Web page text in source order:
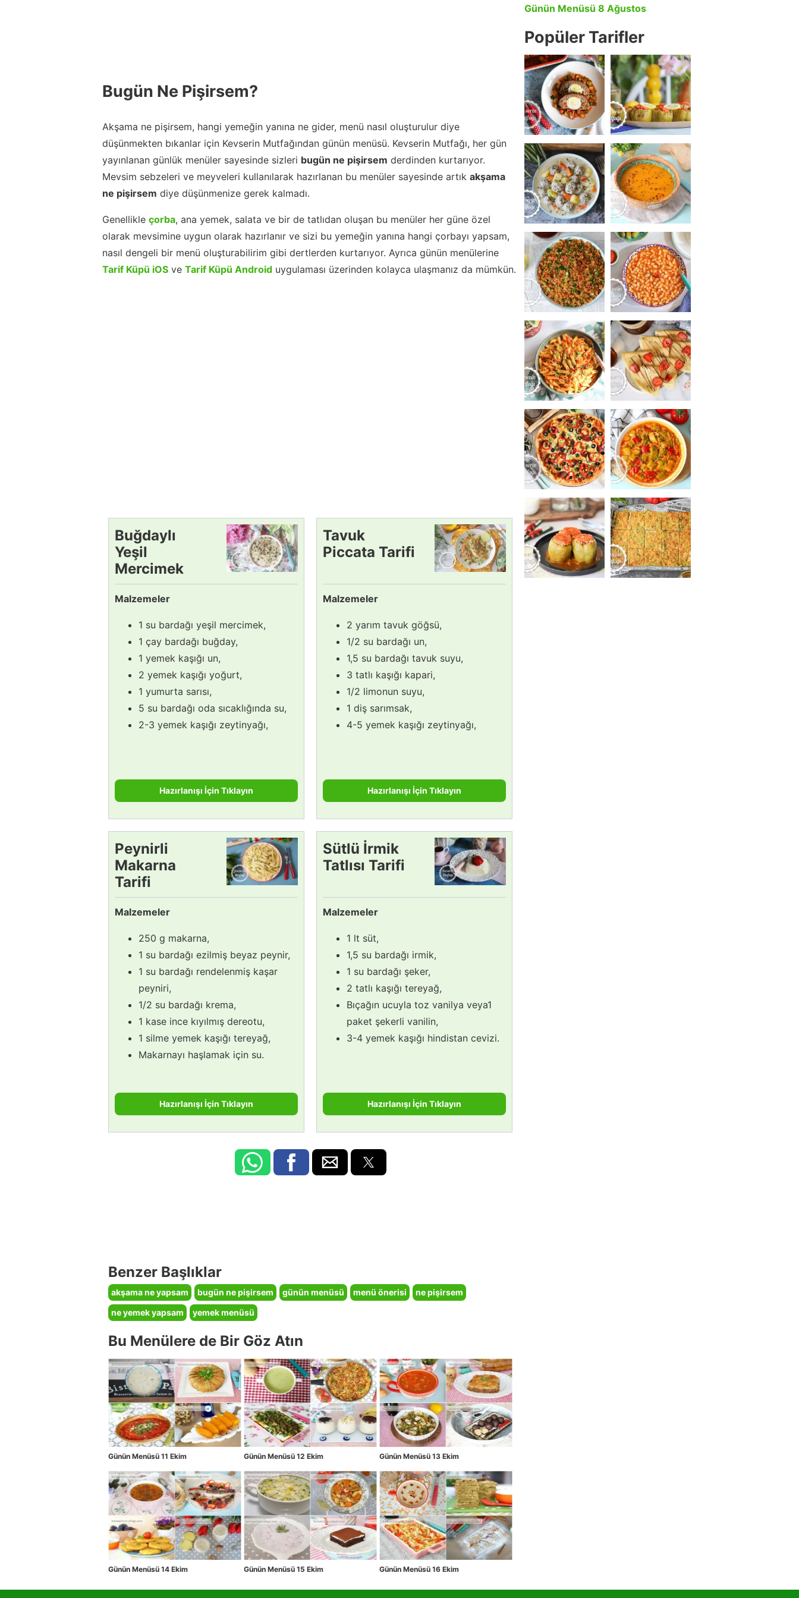
Bugün Ne Pişirsem?
Akşama ne pişirsem, hangi yemeğin yanına ne gider, menü nasıl oluşturulur diye
düşünmekten bıkanlar için Kevserin Mutfağından günün menüsü. Kevserin Mutfağı, her gün
yayınlanan günlük menüler sayesinde sizleri bugün ne pişirsem derdinden kurtarıyor.
Mevsim sebzeleri ve meyveleri kullanılarak hazırlanan bu menüler sayesinde artık akşama
ne pişirsem diye düşünmenize gerek kalmadı.
Genellikle çorba, ana yemek, salata ve bir de tatlıdan oluşan bu menüler her güne özel
olarak mevsimine uygun olarak hazırlanır ve sizi bu yemeğin yanına hangi çorbayı yapsam,
nasıl dengeli bir menü oluşturabilirim gibi dertlerden kurtarıyor. Ayrıca günün menülerine
Tarif Küpü iOS ve Tarif Küpü Android uygulaması üzerinden kolayca ulaşmanız da mümkün.
Buğdaylı
Yeşil
Mercimek
Çorbası
Tarifi
Malzemeler
1 su bardağı yeşil mercimek,
1 çay bardağı buğday,
1 yemek kaşığı un,
2 yemek kaşığı yoğurt,
1 yumurta sarısı,
5 su bardağı oda sıcaklığında su,
2-3 yemek kaşığı zeytinyağı,
Hazırlanışı İçin Tıklayın
Tavuk
Piccata Tarifi
Malzemeler
2 yarım tavuk göğsü,
1/2 su bardağı un,
1,5 su bardağı tavuk suyu,
3 tatlı kaşığı kapari,
1/2 limonun suyu,
1 diş sarımsak,
4-5 yemek kaşığı zeytinyağı,
Hazırlanışı İçin Tıklayın
Peynirli
Makarna
Tarifi
Malzemeler
250 g makarna,
1 su bardağı ezilmiş beyaz peynir,
1 su bardağı rendelenmiş kaşar
peyniri,
1/2 su bardağı krema,
1 kase ince kıyılmış dereotu,
1 silme yemek kaşığı tereyağ,
Makarnayı haşlamak için su.
Hazırlanışı İçin Tıklayın
Sütlü İrmik
Tatlısı Tarifi
Malzemeler
1 lt süt,
1,5 su bardağı irmik,
1 su bardağı şeker,
2 tatlı kaşığı tereyağ,
Bıçağın ucuyla toz vanilya veya1
paket şekerli vanilin,
3-4 yemek kaşığı hindistan cevizi.
Hazırlanışı İçin Tıklayın
Benzer Başlıklar
akşama ne yapsam bugün ne pişirsem günün menüsü menü önerisi
ne pişirsem
ne yemek yapsam
yemek menüsü
Bu Menülere de Bir Göz Atın
Günün Menüsü 11 Ekim Günün Menüsü 12 Ekim Günün Menüsü 13 Ekim
Günün Menüsü 14 Ekim Günün Menüsü 15 Ekim Günün Menüsü 16 Ekim
Günün Menüsü 8 Ağustos
Popüler Tarifler